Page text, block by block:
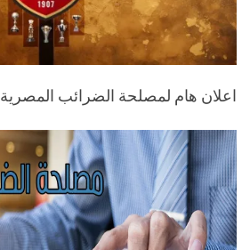
اعلان هام لمصلحة الضرائب المصرية